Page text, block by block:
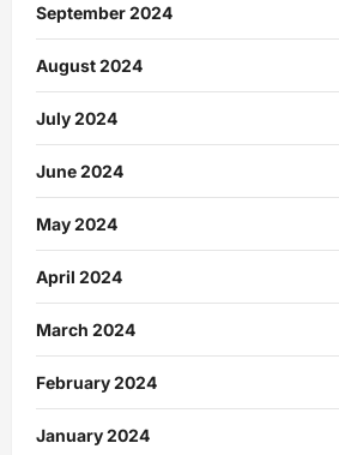
September 2024
August 2024
July 2024
June 2024
May 2024
April 2024
March 2024
February 2024
January 2024